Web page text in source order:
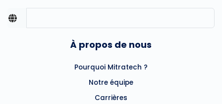
À propos de nous
Pourquoi Mitratech ?
Notre équipe
Carrières